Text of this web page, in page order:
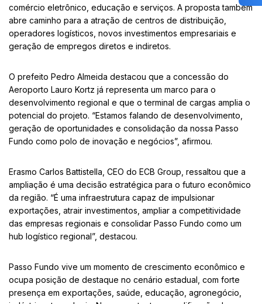
comércio eletrônico, educação e serviços. A proposta também
abre caminho para a atração de centros de distribuição,
operadores logísticos, novos investimentos empresariais e
geração de empregos diretos e indiretos.
O prefeito Pedro Almeida destacou que a concessão do
Aeroporto Lauro Kortz já representa um marco para o
desenvolvimento regional e que o terminal de cargas amplia o
potencial do projeto. “Estamos falando de desenvolvimento,
geração de oportunidades e consolidação da nossa Passo
Fundo como polo de inovação e negócios”, afirmou.
Erasmo Carlos Battistella, CEO do ECB Group, ressaltou que a
ampliação é uma decisão estratégica para o futuro econômico
da região. “É uma infraestrutura capaz de impulsionar
exportações, atrair investimentos, ampliar a competitividade
das empresas regionais e consolidar Passo Fundo como um
hub logístico regional”, destacou.
Passo Fundo vive um momento de crescimento econômico e
ocupa posição de destaque no cenário estadual, com forte
presença em exportações, saúde, educação, agronegócio,